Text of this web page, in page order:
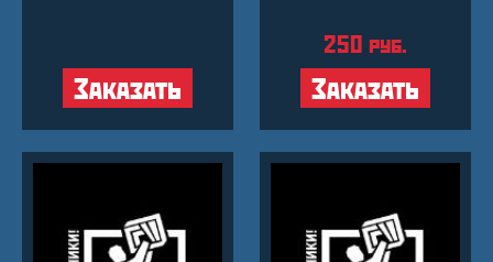
Заказать
250 руб.
Заказать